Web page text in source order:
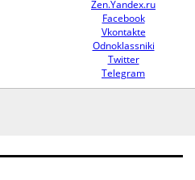
Zen.Yandex.ru
Facebook
Vkontakte
Odnoklassniki
Twitter
Telegram